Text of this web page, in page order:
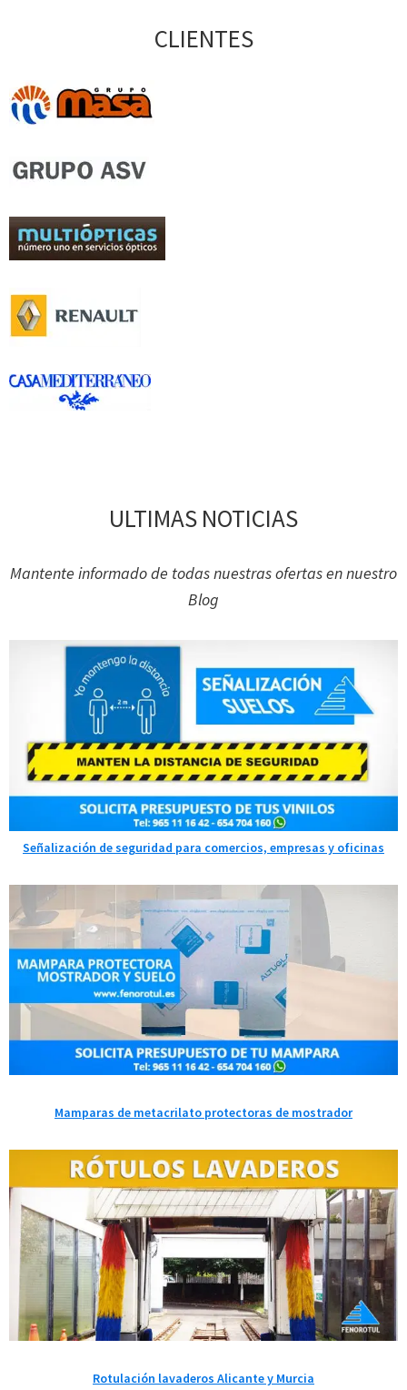
CLIENTES
ULTIMAS NOTICIAS
Mantente informado de todas nuestras ofertas en nuestro
Blog
Señalización de seguridad para comercios, empresas y oficinas
Mamparas de metacrilato protectoras de mostrador
Rotulación lavaderos Alicante y Murcia